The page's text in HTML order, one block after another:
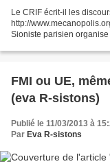
Le CRIF écrit-il les
http://
Sioniste parisien
FMI ou UE,
(eva R-sistons)
Publié le 11/03/2013 à
Par Eva R-sistons